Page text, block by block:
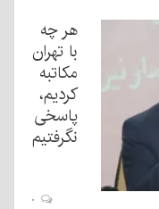
هر چه
با تهران
مکاتبه
کردیم،
پاسخی
نگرفتیم